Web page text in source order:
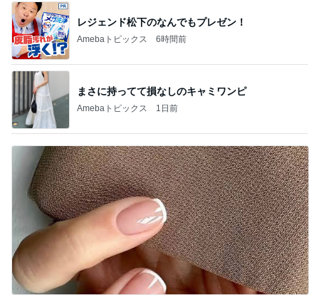
レジェンド松下のなんでもプレゼン！
Amebaトピックス 6時間前
まさに持ってて損なしのキャミワンピ
Amebaトピックス 1日前